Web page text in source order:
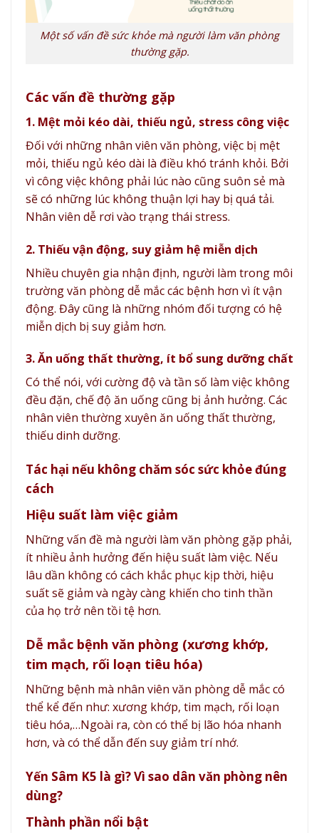
Một số vấn đề sức khỏe mà người làm văn phòng
thường gặp.
Các vấn đề thường gặp
1. Mệt mỏi kéo dài, thiếu ngủ, stress công việc
Đối với những nhân viên văn phòng, việc bị mệt
mỏi, thiếu ngủ kéo dài là điều khó tránh khỏi. Bởi
vì công việc không phải lúc nào cũng suôn sẻ mà
sẽ có những lúc không thuận lợi hay bị quá tải.
Nhân viên dễ rơi vào trạng thái stress.
2. Thiếu vận động, suy giảm hệ miễn dịch
Nhiều chuyên gia nhận định, người làm trong môi
trường văn phòng dễ mắc các bệnh hơn vì ít vận
động. Đây cũng là những nhóm đối tượng có hệ
miễn dịch bị suy giảm hơn.
3. Ăn uống thất thường, ít bổ sung dưỡng chất
Có thể nói, với cường độ và tần số làm việc không
đều đặn, chế độ ăn uống cũng bị ảnh hưởng. Các
nhân viên thường xuyên ăn uống thất thường,
thiếu dinh dưỡng.
Tác hại nếu không chăm sóc sức khỏe đúng
cách
Hiệu suất làm việc giảm
Những vấn đề mà người làm văn phòng gặp phải,
ít nhiều ảnh hưởng đến hiệu suất làm việc. Nếu
lâu dần không có cách khắc phục kịp thời, hiệu
suất sẽ giảm và ngày càng khiến cho tinh thần
của họ trở nên tồi tệ hơn.
Dễ mắc bệnh văn phòng (xương khớp,
tim mạch, rối loạn tiêu hóa)
Những bệnh mà nhân viên văn phòng dễ mắc có
thể kể đến như: xương khớp, tim mạch, rối loạn
tiêu hóa,…Ngoài ra, còn có thể bị lão hóa nhanh
hơn, và có thể dẫn đến suy giảm trí nhớ.
Yến Sâm K5 là gì? Vì sao dân văn phòng nên
dùng?
Thành phần nổi bật